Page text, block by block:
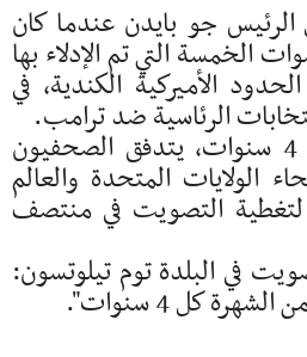
الرئيس جو بايدن عندما كان
الخمسة التي تم الإدلاء بها
الأميركية الكندية، في
الرئاسية ضد ترامب.
وخلال الانتخابات كل 4 سنوات، يتدفق الصحفيون
الولايات المتحدة والعالم
التصويت في منتصف
في البلدة توم تيلوتسون: